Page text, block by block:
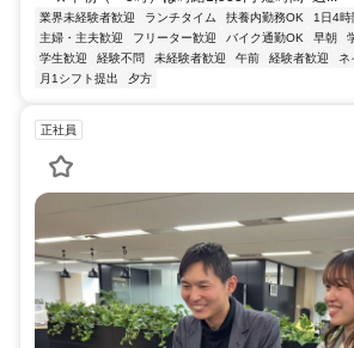
業界未経験者歓迎 ランチタイム 扶養内勤務OK 1日4時
主婦・主夫歓迎
フリーター歓迎 バイク通勤OK 早朝
学生歓迎
経験不問 未経験者歓迎 午前 経験者歓迎 ネ
月1シフト提出
夕方
正社員